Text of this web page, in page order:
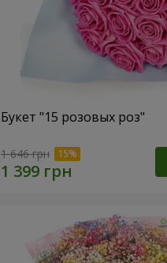
Букет "15 розовых роз"
1 646 грн